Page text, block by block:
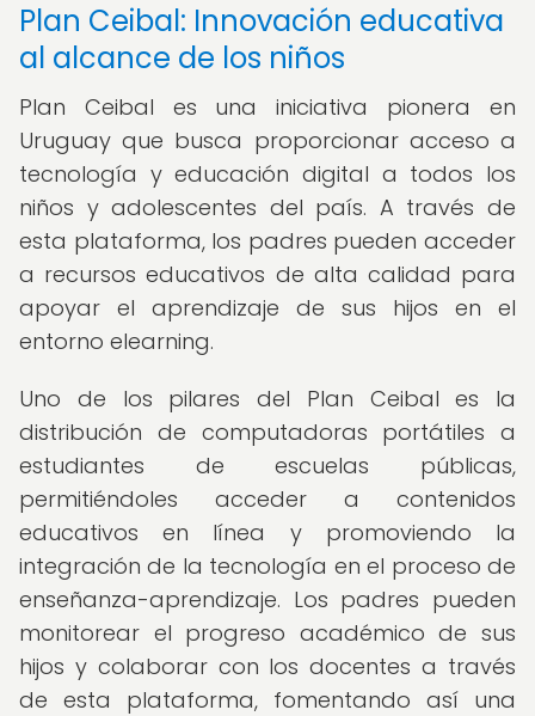
Plan Ceibal: Innovación educativa
al alcance de los niños
Plan Ceibal es una iniciativa pionera en
Uruguay que busca proporcionar acceso a
tecnología y educación digital a todos los
niños y adolescentes del país. A través de
esta plataforma, los padres pueden acceder
a recursos educativos de alta calidad para
apoyar el aprendizaje de sus hijos en el
entorno elearning.
Uno de los pilares del Plan Ceibal es la
distribución de computadoras portátiles a
estudiantes de escuelas públicas,
permitiéndoles acceder a contenidos
educativos en línea y promoviendo la
integración de la tecnología en el proceso de
enseñanza-aprendizaje. Los padres pueden
monitorear el progreso académico de sus
hijos y colaborar con los docentes a través
de esta plataforma, fomentando así una